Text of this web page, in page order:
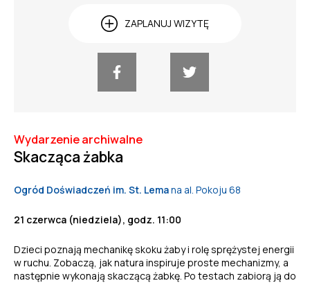
ZAPLANUJ WIZYTĘ
Wydarzenie archiwalne
Skacząca żabka
Ogród Doświadczeń im. St. Lemana al. Pokoju 68
21 czerwca (niedziela), godz. 11:00
Dzieci poznają mechanikę skoku żaby i rolę sprężystej energii
w ruchu. Zobaczą, jak natura inspiruje proste mechanizmy, a
następnie wykonają skaczącą żabkę. Po testach zabiorą ją do